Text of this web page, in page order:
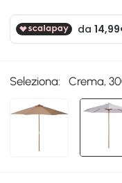
Seleziona: Crema,